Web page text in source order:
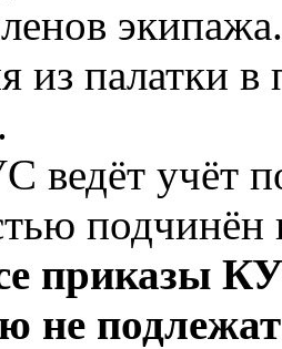
из палатки
ведёт учёт
подчинён
приказы
не подлежат